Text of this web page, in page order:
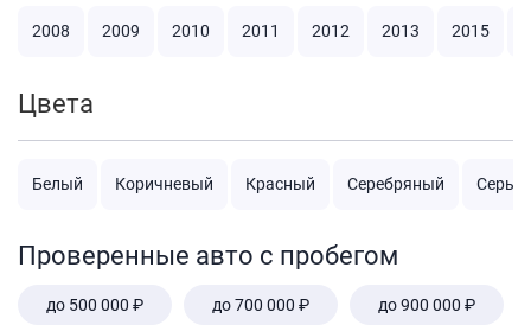
2008 2009 2010 2011 2012 2013 2015
Цвета
Белый Коричневый Красный Серебряный Серый
Проверенные авто с пробегом
до 500 000 ₽ до 700 000 ₽ до 900 000 ₽